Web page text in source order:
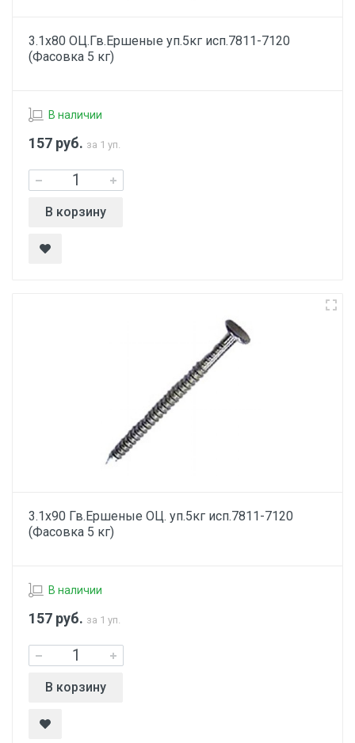
3.1х80 ОЦ.Гв.Ершеные уп.5кг исп.7811-7120
(Фасовка 5 кг)
В наличии
157 руб. за 1 уп.
В корзину
3.1х90 Гв.Ершеные ОЦ. уп.5кг исп.7811-7120
(Фасовка 5 кг)
В наличии
157 руб. за 1 уп.
В корзину